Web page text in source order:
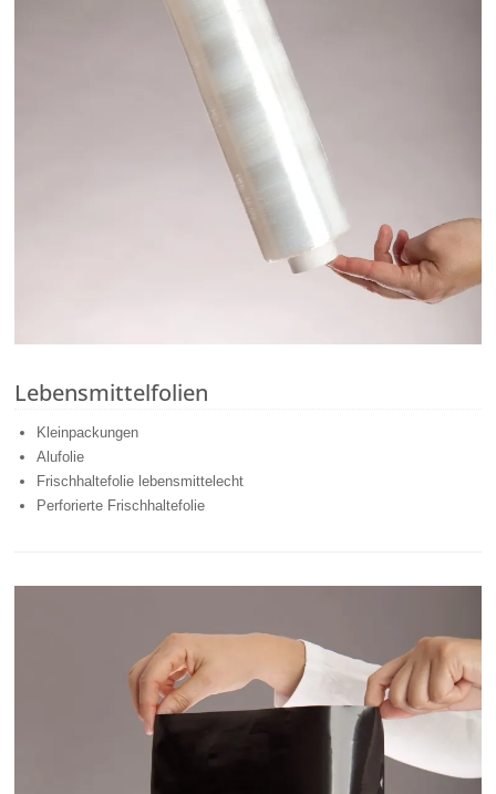
Lebensmittelfolien
Kleinpackungen
Alufolie
Frischhaltefolie lebensmittelecht
Perforierte Frischhaltefolie